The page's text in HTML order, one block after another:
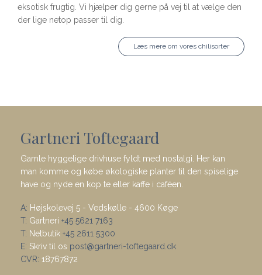
eksotisk frugtig. Vi hjælper dig gerne på vej til at vælge den
der lige netop passer til dig.
Læs mere om vores chilisorter
Gartneri Toftegaard
Gamle hyggelige drivhuse fyldt med nostalgi. Her kan
man komme og købe økologiske planter til den spiselige
have og nyde en kop te eller kaffe i caféen.
A: Højskolevej 5 - Vedskølle - 4600 Køge
T: Gartneri +45 5621 7163
T: Netbutik +45 2611 5300
E: Skriv til os post@gartneri-toftegaard.dk
CVR: 18767872